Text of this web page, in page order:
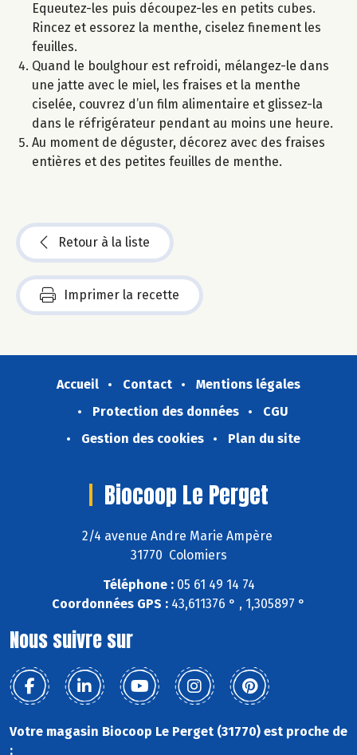
Equeutez-les puis découpez-les en petits cubes.
Rincez et essorez la menthe, ciselez finement les
feuilles.
Quand le boulghour est refroidi, mélangez-le dans
une jatte avec le miel, les fraises et la menthe
ciselée, couvrez d’un film alimentaire et glissez-la
dans le réfrigérateur pendant au moins une heure.
Au moment de déguster, décorez avec des fraises
entières et des petites feuilles de menthe.
Retour à la liste
Imprimer la recette
Accueil Contact
Mentions légales
Protection des données
CGU
Gestion des cookies
Plan du site
Biocoop Le Perget
2/4 avenue Andre Marie Ampère
31770 Colomiers
Téléphone :05 61 49 14 74
Coordonnées GPS : 43,611376 ° , 1,305897 °
Nous suivre sur
Votre magasin Biocoop Le Perget (31770) est proche de
: